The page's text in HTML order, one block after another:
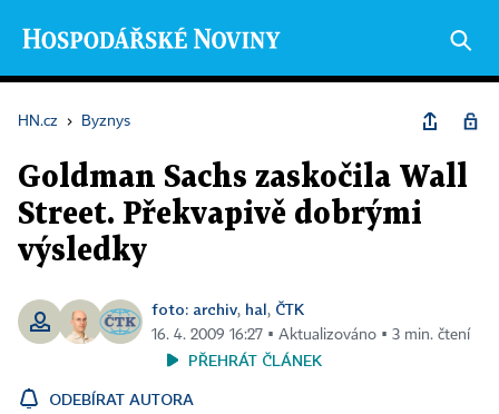
HN.cz › Byznys
Goldman Sachs zaskočila Wall
Street. Překvapivě dobrými
výsledky
foto: archiv, hal, ČTK
16. 4. 2009 16:27 ▪ Aktualizováno ▪ 3 min. čtení
PŘEHRÁT ČLÁNEK
ODEBÍRAT AUTORA